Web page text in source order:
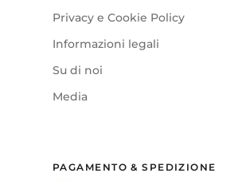
Privacy e Cookie Policy
Informazioni legali
Su di noi
Media
PAGAMENTO & SPEDIZIONE